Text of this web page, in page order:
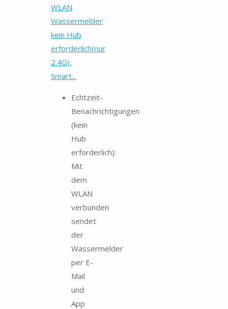
WLAN
Wassermelder
kein Hub
erforderlich(nur
2.4G),
Smart...
Echtzeit-
Benachrichtigungen
(kein
Hub
erforderlich):
Mit
dem
WLAN
verbunden
sendet
der
Wassermelder
per E-
Mail
und
App